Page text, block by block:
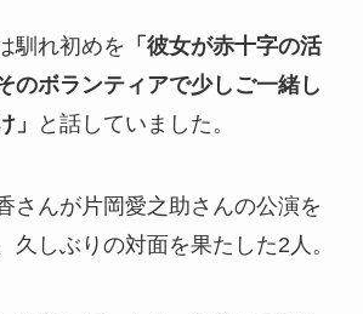
馴れ初めを 「彼女が赤十字の活
のボランティアで少しご一緒し
」
と話していました。
さんが片岡愛之助さんの公演を
久しぶりの対面を果たした2人。